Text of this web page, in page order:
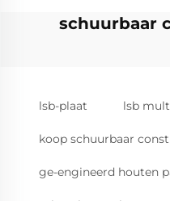
schuurbaar
lsb-plaat lsb
koop schuurbaar
ge-engineerd houten